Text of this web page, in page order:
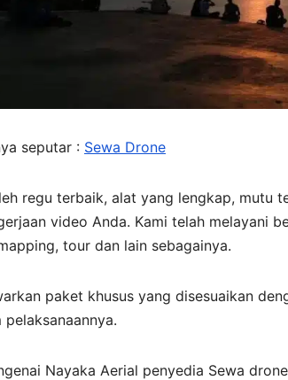
seputar : Sewa Drone
regu terbaik, alat yang lengkap, mutu
video Anda. Kami telah melayani
tour dan lain sebagainya.
paket khusus yang disesuaikan
Nayaka Aerial penyedia Sewa